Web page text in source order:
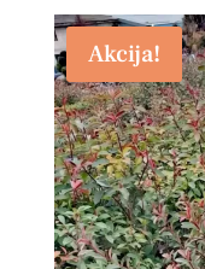
Akcija!